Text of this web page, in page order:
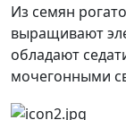
Из семян
выращивают
обладают
мочегонными